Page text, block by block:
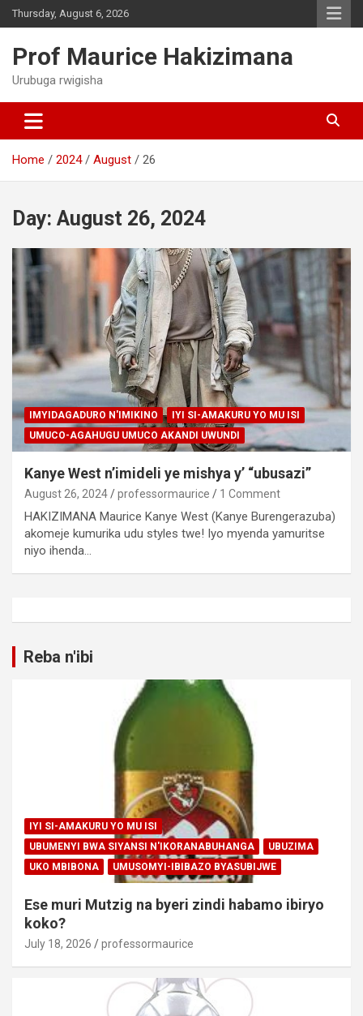
Skip
to
Thursday, August 6, 2026
Prof Maurice Hakizimana
Urubuga rwigisha
Home 2024 August 26
Day: August 26, 2024
IMYIDAGADURO N'IMIKINO
IYI SI-AMAKURU YO MU ISI
UMUCO-AGAHUGU UMUCO AKANDI UWUNDI
Kanye West n’imideli ye mishya y’ “ubusazi”
August 26, 2024 professormaurice 1 Comment
HAKIZIMANA Maurice Kanye West (Kanye Burengerazuba)
akomeje kumurika udu styles twe! Iyo myenda yamuritse
niyo ihenda…
Reba n'ibi
IYI SI-AMAKURU YO MU ISI
UBUMENYI BWA SIYANSI N'IKORANABUHANGA
UBUZIMA
UKO MBIBONA
UMUSOMYI-IBIBAZO BYASUBIJWE
Ese muri Mutzig na byeri zindi habamo ibiryo
koko?
July 18, 2026 professormaurice